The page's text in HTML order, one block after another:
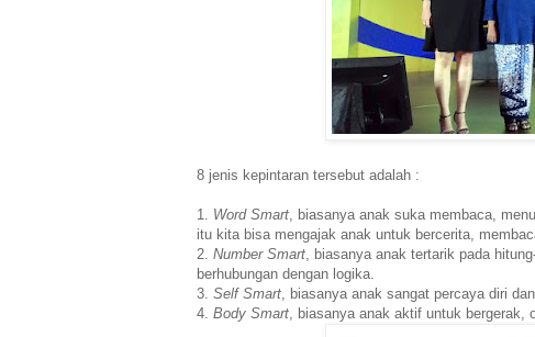
8 jenis kepintaran tersebut adalah :
1. Word Smart , biasanya anak suka membaca,
itu kita bisa mengajak anak untuk bercerita,
2. Number Smart , biasanya anak tertarik pada
berhubungan dengan logika.
3. Self Smart , biasanya anak sangat percaya diri
4. Body Smart , biasanya anak aktif untuk bergerak,